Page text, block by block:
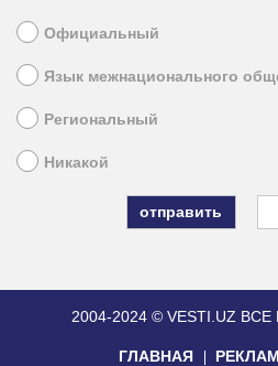
Официальный
Язык межнационального
Региональный
Никакой
2004-2024 © VESTI.UZ ВСЕ
ГЛАВНАЯ